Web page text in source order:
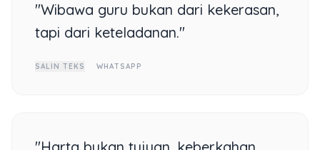
"Wibawa guru bukan dari kekerasan,
tapi dari keteladanan."
SALIN TEKS WHATSAPP